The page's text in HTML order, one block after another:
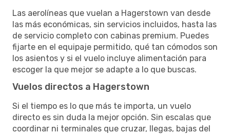
Las aerolíneas que vuelan a Hagerstown van desde
las más económicas, sin servicios incluidos, hasta las
de servicio completo con cabinas premium. Puedes
fijarte en el equipaje permitido, qué tan cómodos son
los asientos y si el vuelo incluye alimentación para
escoger la que mejor se adapte a lo que buscas.
Vuelos directos a Hagerstown
Si el tiempo es lo que más te importa, un vuelo
directo es sin duda la mejor opción. Sin escalas que
coordinar ni terminales que cruzar, llegas, bajas del